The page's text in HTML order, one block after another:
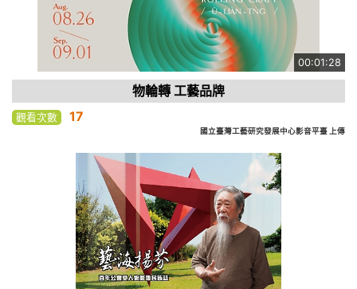
00:01:28
物輪轉 工藝品牌
觀看次數 17
國立臺灣工藝研究發展中心影音平臺 上傳